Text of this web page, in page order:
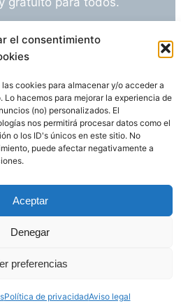
el consentimiento
cookies para almacenar y/o acceder a
Lo hacemos para mejorar la experiencia de
(no) personalizados. El
nos permitirá procesar datos como el
o los ID's únicos en este sitio. No
puede afectar negativamente a
Aceptar
Denegar
preferencias
Política de privacidadAviso legal
o sugerencia? Escríbeme
Política de cookies
WordPress
por Javier Ripoll
Powered By :XYZScripts.com